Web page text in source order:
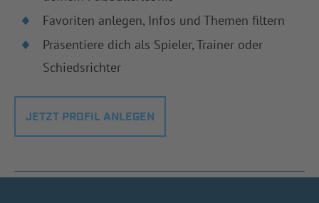
Favoriten anlegen, Infos und Themen filtern
Präsentiere dich als Spieler, Trainer oder
Schiedsrichter
JETZT PROFIL ANLEGEN